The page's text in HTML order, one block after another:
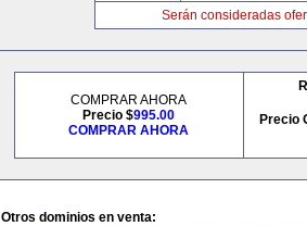
Serán consideradas
COMPRAR AHORA
Precio $995.00
COMPRAR AHORA
Precio
Otros dominios en venta: